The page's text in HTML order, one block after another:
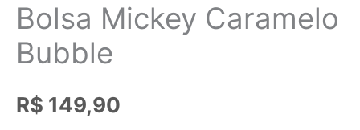
Bolsa Mickey Caramelo
Bubble
R$ 149,90